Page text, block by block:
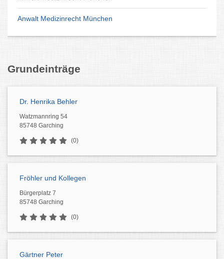
Anwalt Medizinrecht München
Grundeinträge
Dr. Henrika Behler
Watzmannring 54
85748 Garching
(0)
Fröhler und Kollegen
Bürgerplatz 7
85748 Garching
(0)
Gärtner Peter